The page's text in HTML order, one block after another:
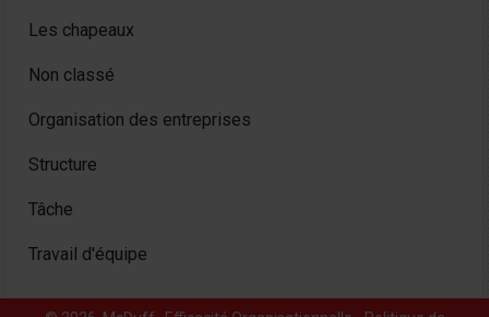
Les chapeaux
Non classé
Organisation des entreprises
Structure
Tâche
Travail d'équipe